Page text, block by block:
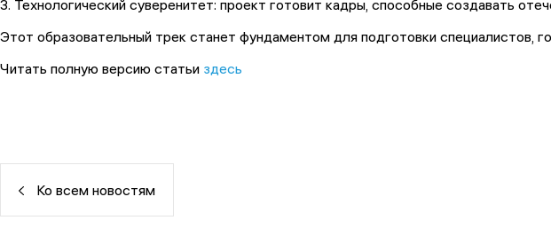
3. Технологический суверенитет: проект готовит кадры, способные создавать
Этот образовательный трек станет фундаментом для подготовки специалистов,
Читать полную версию статьи здесь
Ко всем новостям